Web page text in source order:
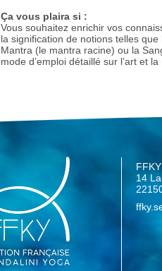
Ça vous plaira si :
Vous souhaitez enrichir vos
la signification de notions telles
Mantra (le mantra racine) ou la
mode d’emploi détaillé sur l’art et
14